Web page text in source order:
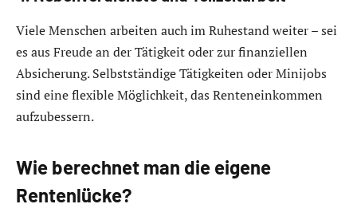
Viele Menschen arbeiten auch im Ruhestand weiter – sei
es aus Freude an der Tätigkeit oder zur finanziellen
Absicherung. Selbstständige Tätigkeiten oder Minijobs
sind eine flexible Möglichkeit, das Renteneinkommen
aufzubessern.
Wie berechnet man die eigene
Rentenlücke?